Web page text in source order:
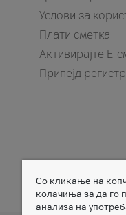
Услови за
Плати сметка
Активирајте Е-
Припејд
Member of
Со кликање на
колачиња за да го
анализа на